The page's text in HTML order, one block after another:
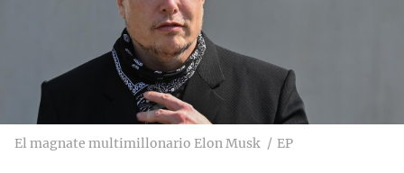
El magnate multimillonario Elon Musk EP